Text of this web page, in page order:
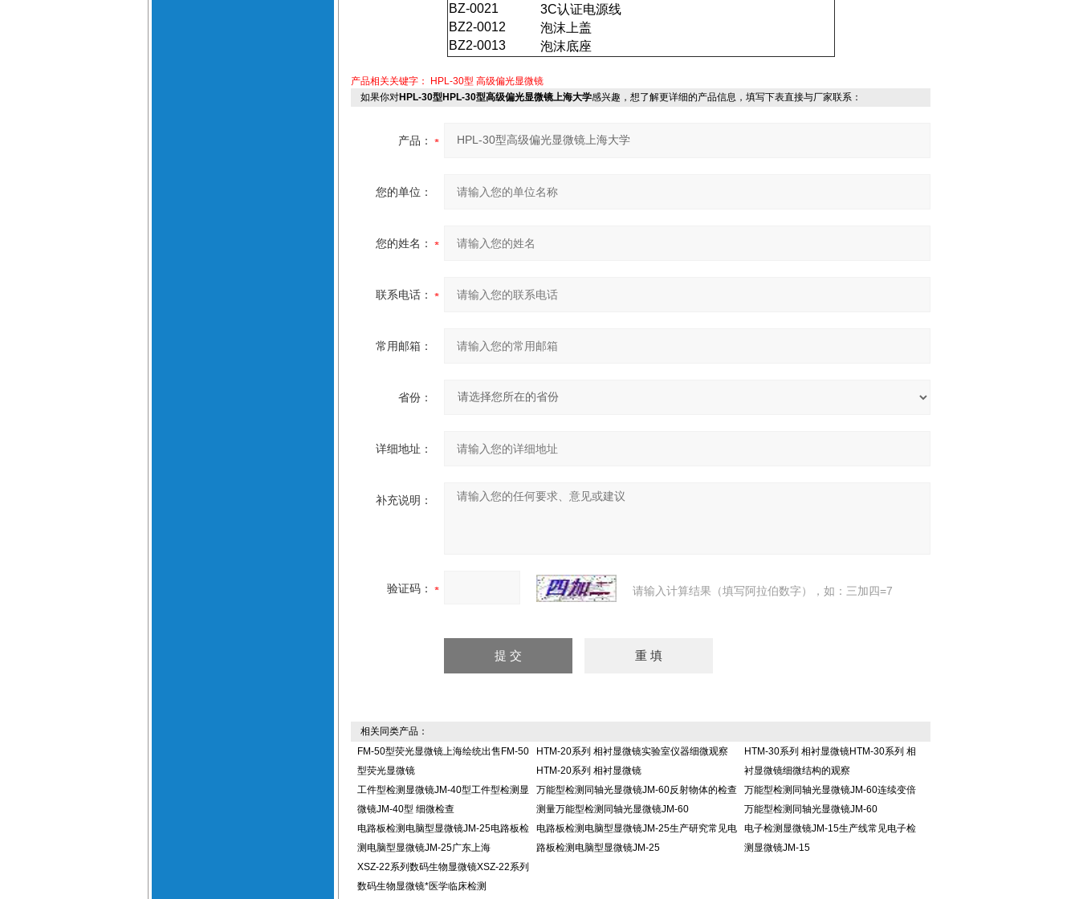
BZ-0021
3C认证电源线
BZ2-0012
泡沫上盖
BZ2-0013
泡沫底座
产品相关关键字：
HPL-30型 高级偏光显微镜
如果你对HPL-30型HPL-30型高级偏光显微镜上海大学感兴趣，想了解更详细的产品信息，填写下表直接与厂家联系：
产品：
您的单位：
您的姓名：
联系电话：
常用邮箱：
省份：
详细地址：
补充说明：
验证码： 请输入计算结果（填写阿拉伯数字），如：三加四=7
相关同类产品：
FM-50型荧光显微镜上海绘统出售FM-50
型荧光显微镜
HTM-20系列 相衬显微镜实验室仪器细微观察
HTM-20系列 相衬显微镜
HTM-30系列 相衬显微镜HTM-30系列 相
衬显微镜细微结构的观察
工件型检测显微镜JM-40型工件型检测显
微镜JM-40型 细微检查
万能型检测同轴光显微镜JM-60反射物体的检查
测量万能型检测同轴光显微镜JM-60
万能型检测同轴光显微镜JM-60连续变倍
万能型检测同轴光显微镜JM-60
电路板检测电脑型显微镜JM-25电路板检
测电脑型显微镜JM-25广东上海
电路板检测电脑型显微镜JM-25生产研究常见电
路板检测电脑型显微镜JM-25
电子检测显微镜JM-15生产线常见电子检
测显微镜JM-15
XSZ-22系列数码生物显微镜XSZ-22系列
数码生物显微镜*医学临床检测